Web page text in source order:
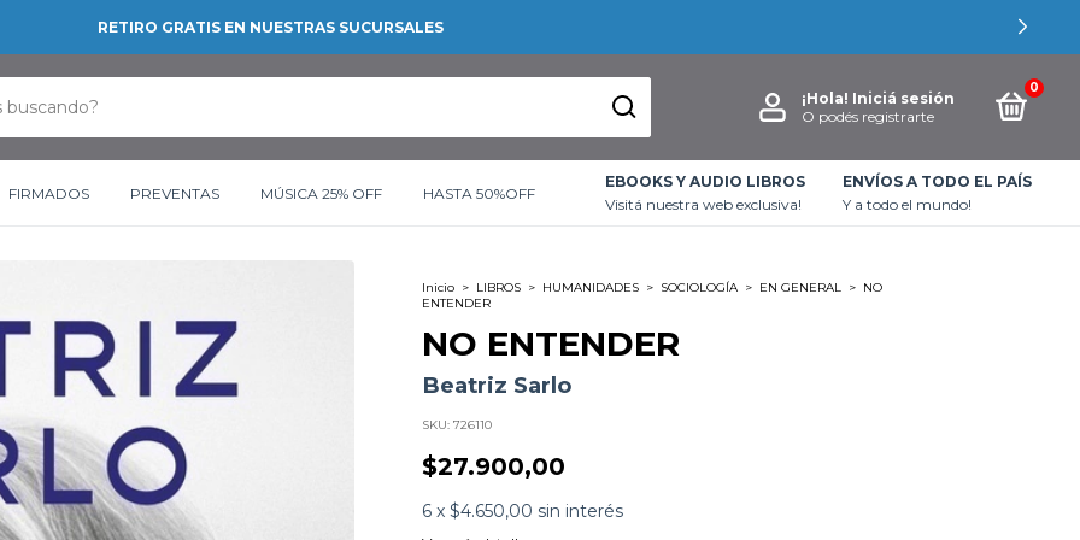
RETIRO GRATIS EN NUESTRAS SUCURSALES
¡Hola! Iniciá sesión
O podés registrarte
0
FIRMADOS PREVENTAS MÚSICA 25% OFF HASTA 50%OFF
EBOOKS Y AUDIO LIBROS
Visitá nuestra web exclusiva!
ENVÍOS A TODO EL PAÍS
Y a todo el mundo!
Inicio > LIBROS > HUMANIDADES > SOCIOLOGÍA > EN GENERAL > NO
ENTENDER
NO ENTENDER
Beatriz Sarlo
SKU: 726110
$27.900,00
6 x $4.650,00 sin interés